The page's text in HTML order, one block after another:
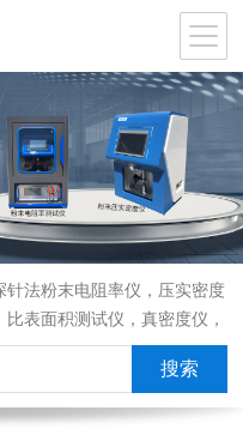
针法粉末电阻率仪，压实密度
表面积测试仪，真密度仪，
氧化碳反应测定仪